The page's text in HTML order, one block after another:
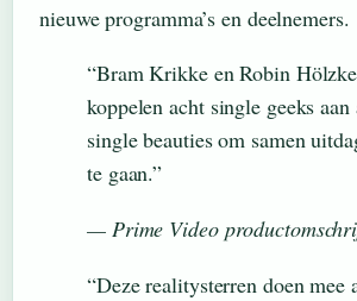
nieuwe programma’s en deelnemers.
“Bram Krikke en Robin
koppelen acht single geeks aan
single beauties om samen
te gaan.”
— Prime Video
“Deze realitysterren doen mee